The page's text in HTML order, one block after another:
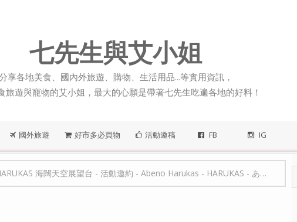
七先生與艾小姐
享各地美食、國內外旅遊、購物、生活用品...等實用資訊，
旅遊與寵物的艾小姐，最大的心願是帶著七先生吃遍各地的好料！
國外旅遊 好市多必買物 活動邀稿 FB IG
海闊天空展望台 - 活動邀約 - Abeno Harukas - HARUKAS - あべのハルカス